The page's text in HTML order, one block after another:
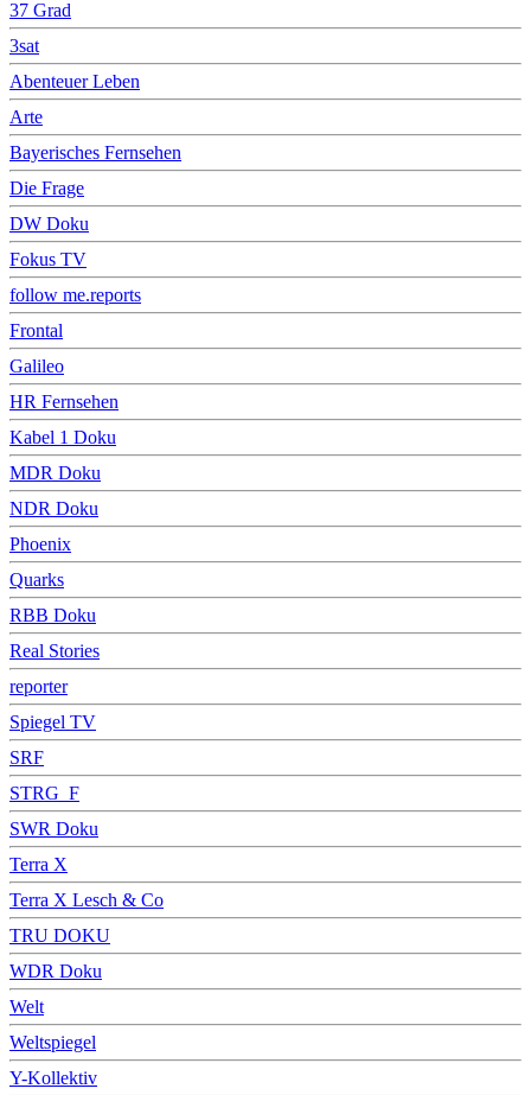
37 Grad
3sat
Abenteuer Leben
Arte
Bayerisches Fernsehen
Die Frage
DW Doku
Fokus TV
follow me.reports
Frontal
Galileo
HR Fernsehen
Kabel 1 Doku
MDR Doku
NDR Doku
Phoenix
Quarks
RBB Doku
Real Stories
reporter
Spiegel TV
SRF
STRG_F
SWR Doku
Terra X
Terra X Lesch & Co
TRU DOKU
WDR Doku
Welt
Weltspiegel
Y-Kollektiv